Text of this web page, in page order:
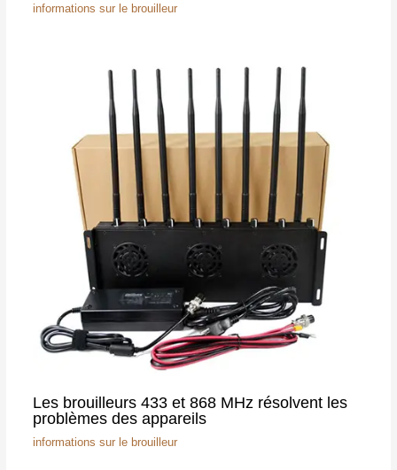
informations sur le brouilleur
Les brouilleurs 433 et 868 MHz résolvent les
problèmes des appareils
informations sur le brouilleur